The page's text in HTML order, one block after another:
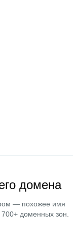
домена
— похожее имя
доменных зон.